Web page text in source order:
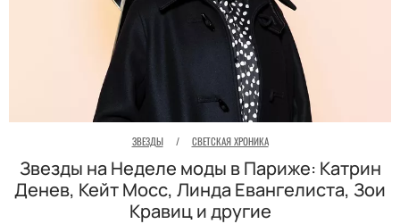
ЗВЕЗДЫ / СВЕТСКАЯ ХРОНИКА
Звезды на Неделе моды в Париже: Катрин
Денев, Кейт Мосс, Линда Евангелиста, Зои
Кравиц и другие